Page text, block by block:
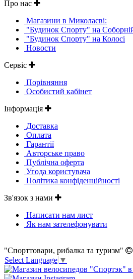
Про нас
Магазини в Миколаєві:
"Будинок Спорту" на
"Будинок Спорту" на Колосі
Новости
Сервіс
Порівняння
Особистий кабінет
Інформація
Доставка
Оплата
Гарантії
Авторське право
Публічна оферта
Угода користувача
Політика конфіденційності
Зв'язок з нами
Написати нам лист
Як нам зателефонувати
"Спорттовари, рибалка та туризм"
Select Language ▼